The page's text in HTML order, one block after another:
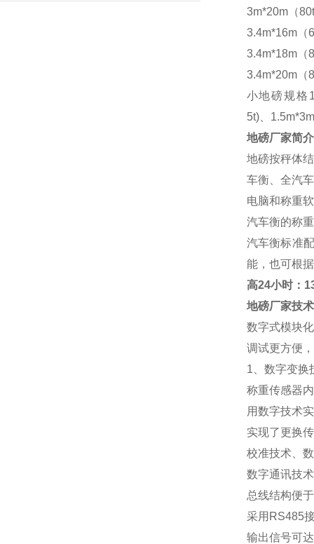
3m*20m（
3.4m*16m（
3.4m*18m（
3.4m*20m（
小地磅规格
5t)、
地磅厂家简
地磅按秤体
车衡、全汽
电脑和称重
汽车衡的称
汽车衡标准
能，也可根
高24小时：
地磅厂家技
数字式模块
调试更方便
1 、数字变
称重传感器
用数字技术
实现了更换
校准技术、
数字通讯技术
总线结构便
采用 RS485
输出信号可达